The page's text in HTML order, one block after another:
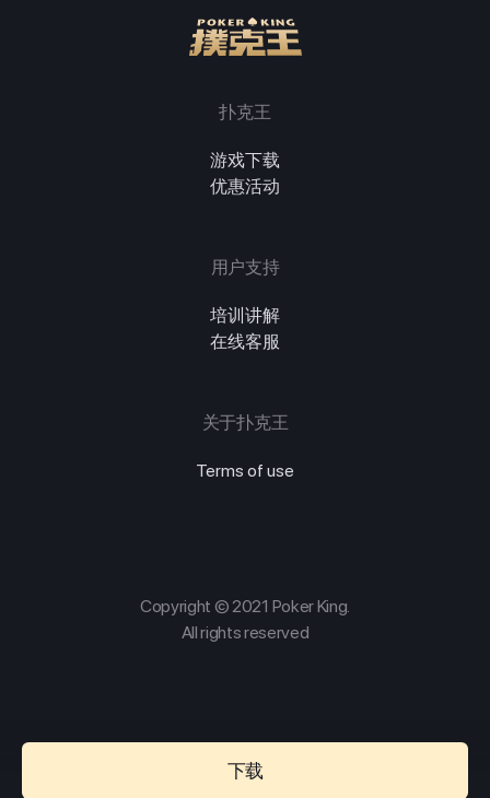
扑克王
游戏下载
优惠活动
用户支持
培训讲解
在线客服
关于扑克王
Terms of use
Copyright © 2021 Poker King.
All rights reserved
下载